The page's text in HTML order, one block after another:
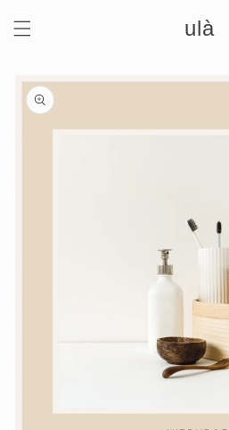
naar de
content
ulà
Ga direct naar
productinformatie